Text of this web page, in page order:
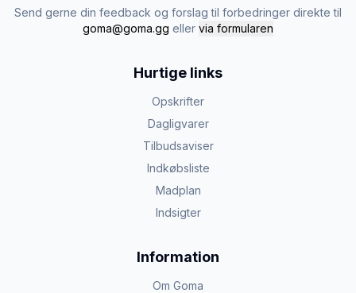
Send gerne din feedback og forslag til forbedringer direkte til
goma@goma.gg eller via formularen
Hurtige links
Opskrifter
Dagligvarer
Tilbudsaviser
Indkøbsliste
Madplan
Indsigter
Information
Om Goma